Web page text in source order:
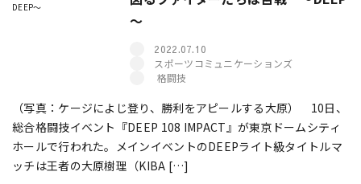
～
2022.07.10
スポーツコミュニケーションズ
格闘技
（写真：ケージによじ登り、勝利をアピールする大原） 10日、
総合格闘技イベント『DEEP 108 IMPACT』が東京ドームシティ
ホールで行われた。メインイベントのDEEPライト級タイトルマ
ッチは王者の大原樹理（KIBA […]